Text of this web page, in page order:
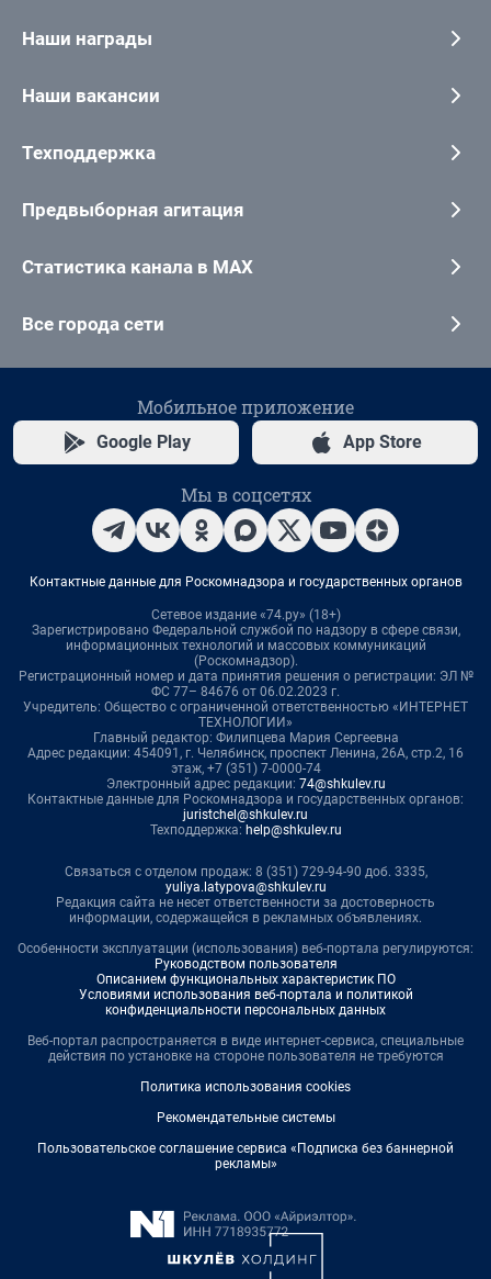
Наши награды
Наши вакансии
Техподдержка
Предвыборная агитация
Статистика канала в MAX
Все города сети
Мобильное приложение
Google Play App Store
Мы в соцсетях
Контактные данные для Роскомнадзора и государственных органов
Сетевое издание «74.ру» (18+)
Зарегистрировано Федеральной службой по надзору в сфере связи,
информационных технологий и массовых коммуникаций
(Роскомнадзор).
Регистрационный номер и дата принятия решения о регистрации: ЭЛ №
ФС 77– 84676 от 06.02.2023 г.
Учредитель: Общество с ограниченной ответственностью «ИНТЕРНЕТ
ТЕХНОЛОГИИ»
Главный редактор: Филипцева Мария Сергеевна
Адрес редакции: 454091, г. Челябинск, проспект Ленина, 26А, стр.2, 16
этаж, +7 (351) 7-0000-74
Электронный адрес редакции: 74@shkulev.ru
Контактные данные для Роскомнадзора и государственных органов:
juristchel@shkulev.ru
Техподдержка: help@shkulev.ru
Связаться с отделом продаж: 8 (351) 729-94-90 доб. 3335,
yuliya.latypova@shkulev.ru
Редакция сайта не несет ответственности за достоверность
информации, содержащейся в рекламных объявлениях.
Особенности эксплуатации (использования) веб-портала регулируются:
Руководством пользователя
Описанием функциональных характеристик ПО
Условиями использования веб-портала и политикой
конфиденциальности персональных данных
Веб-портал распространяется в виде интернет-сервиса, специальные
действия по установке на стороне пользователя не требуются
Политика использования cookies
Рекомендательные системы
Пользовательское соглашение сервиса «Подписка без баннерной
рекламы»